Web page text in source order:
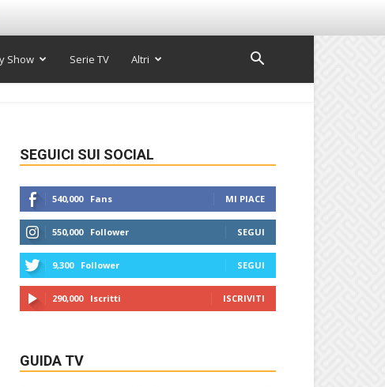
Show Serie TV Altri
SEGUICI SUI SOCIAL
540,000 Fans MI PIACE
550,000 Follower SEGUI
9,300 Follower SEGUI
290,000 Iscritti ISCRIVITI
GUIDA TV